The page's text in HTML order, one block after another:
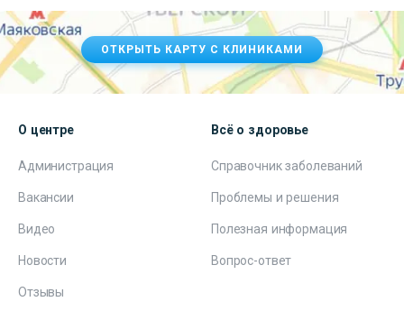
ОТКРЫТЬ КАРТУ С КЛИНИКАМИ
О центре
Администрация
Вакансии
Видео
Новости
Отзывы
Всё о здоровье
Справочник заболеваний
Проблемы и решения
Полезная информация
Вопрос-ответ